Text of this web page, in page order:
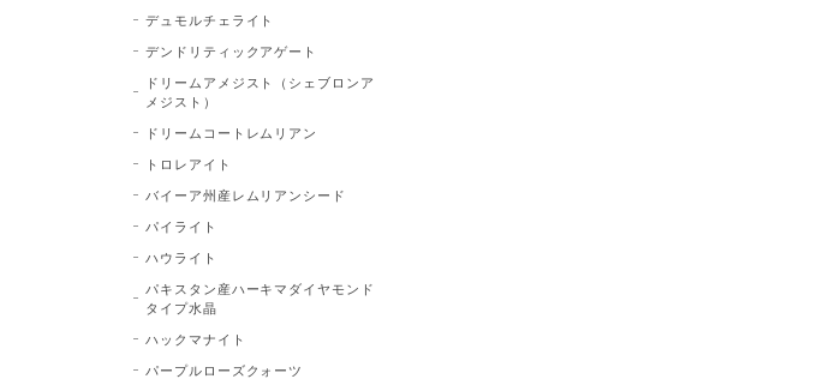
デュモルチェライト
デンドリティックアゲート
ドリームアメジスト（シェブロンア
メジスト）
ドリームコートレムリアン
トロレアイト
バイーア州産レムリアンシード
パイライト
ハウライト
パキスタン産ハーキマダイヤモンド
タイプ水晶
ハックマナイト
パープルローズクォーツ